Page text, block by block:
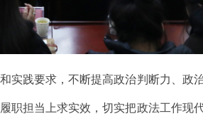
实践要求，不断提高政治判断力、政
职担当上求实效，切实把政法工作现